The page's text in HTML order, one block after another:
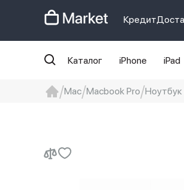
Кредит
Каталог iPhone iPad
Mac Macbook Pro Ноутбук